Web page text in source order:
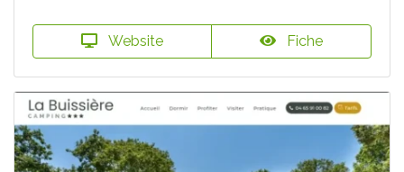
Website Fiche